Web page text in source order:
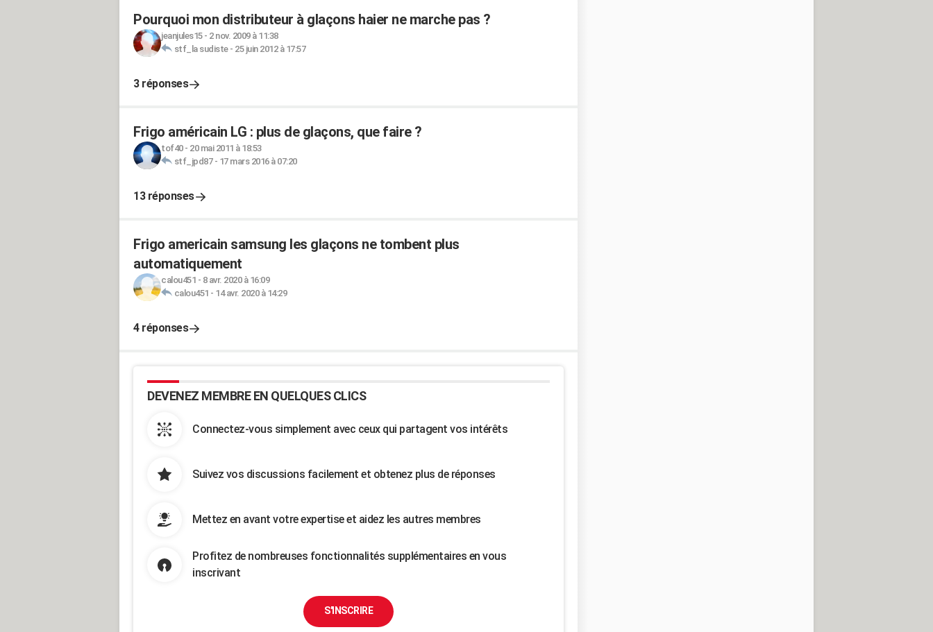
Pourquoi mon distributeur à glaçons haier ne marche pas ?
jeanjules15- 2 nov. 2009 à 11:38
stf_la sudiste- 25 juin 2012 à 17:57
3 réponses
Frigo américain LG : plus de glaçons, que faire ?
tof40- 20 mai 2011 à 18:53
stf_jpd87- 17 mars 2016 à 07:20
13 réponses
Frigo americain samsung les glaçons ne tombent plus
automatiquement
calou451 - 8 avr. 2020 à 16:09
calou451 - 14 avr. 2020 à 14:29
4 réponses
DEVENEZ MEMBRE EN QUELQUES CLICS
Connectez-vous simplement avec ceux qui partagent vos intérêts
Suivez vos discussions facilement et obtenez plus de réponses
Mettez en avant votre expertise et aidez les autres membres
Profitez de nombreuses fonctionnalités supplémentaires en vous
inscrivant
S'INSCRIRE